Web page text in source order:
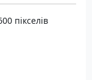
пікселів